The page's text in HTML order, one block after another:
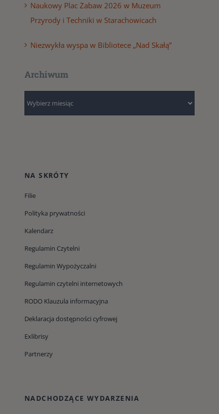
Naukowy Plac Zabaw 2026 w Muzeum
Przyrody i Techniki w Starachowicach
Niezwykła wyspa w Bibliotece „Nad Skałą”
Archiwum
NA SKRÓTY
Filie
Polityka prywatności
Kalendarz
Regulamin Czytelni
Regulamin Wypożyczalni
Regulamin czytelni internetowych
RODO Klauzula informacyjna
Deklaracja dostępności cyfrowej
Exlibrisy
Partnerzy
NADCHODZĄCE WYDARZENIA